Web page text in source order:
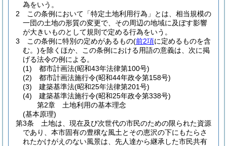
為をいう。
2
この条例において「特定土地利用行為」とは、相当規模の
一団の土地の形質の変更で、その周辺の地域に及ぼす影響
が大きいものとして規則で定める行為をいう。
3
この条例に特別の定めがあるもの(前2項に定めるものを含
む。)を除くほか、この条例における用語の意義は、次に掲
げる法令の例による。
(1)
都市計画法(昭和43年法律第100号)
(2)
都市計画法施行令(昭和44年政令第158号)
(3)
建築基準法(昭和25年法律第201号)
(4)
建築基準法施行令(昭和25年政令第338号)
第2章
土地利用の基本理念
(基本原理)
第3条
土地は、現在及び次世代の市民のための限られた資源
であり、本市固有の豊穣な風土とその恵沢の下にもたらさ
れたかけがえのない風景は、先人達から継承した市民共有